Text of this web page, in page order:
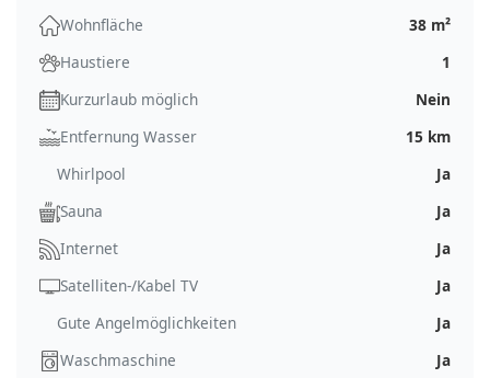
Wohnfläche
38 m²
Haustiere
1
Kurzurlaub möglich
Nein
Entfernung Wasser
15 km
Whirlpool
Ja
Sauna
Ja
Internet
Ja
Satelliten-/Kabel TV
Ja
Gute Angelmöglichkeiten
Ja
Waschmaschine
Ja